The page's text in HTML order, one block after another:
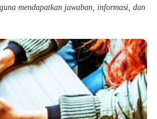
mendapatkan jawaban, informasi, dan